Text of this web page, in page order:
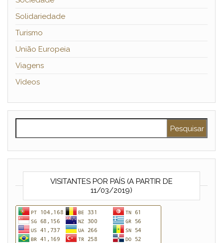
Solidariedade
Turismo
União Europeia
Viagens
Vídeos
VISITANTES POR PAÍS (A PARTIR DE
11/03/2019)